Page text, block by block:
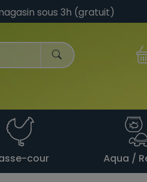
sous 3h (gratuit)
cour Aqua /